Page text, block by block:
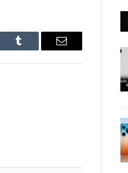
Tumblr Email